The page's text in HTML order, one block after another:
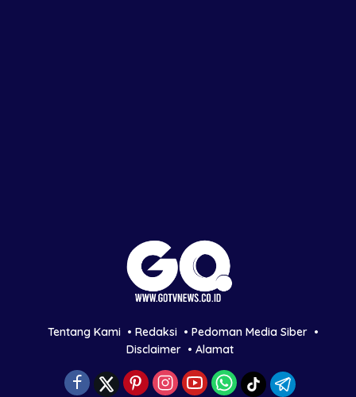
Tentang Kami Redaksi
Pedoman Media Siber
Disclaimer
Alamat